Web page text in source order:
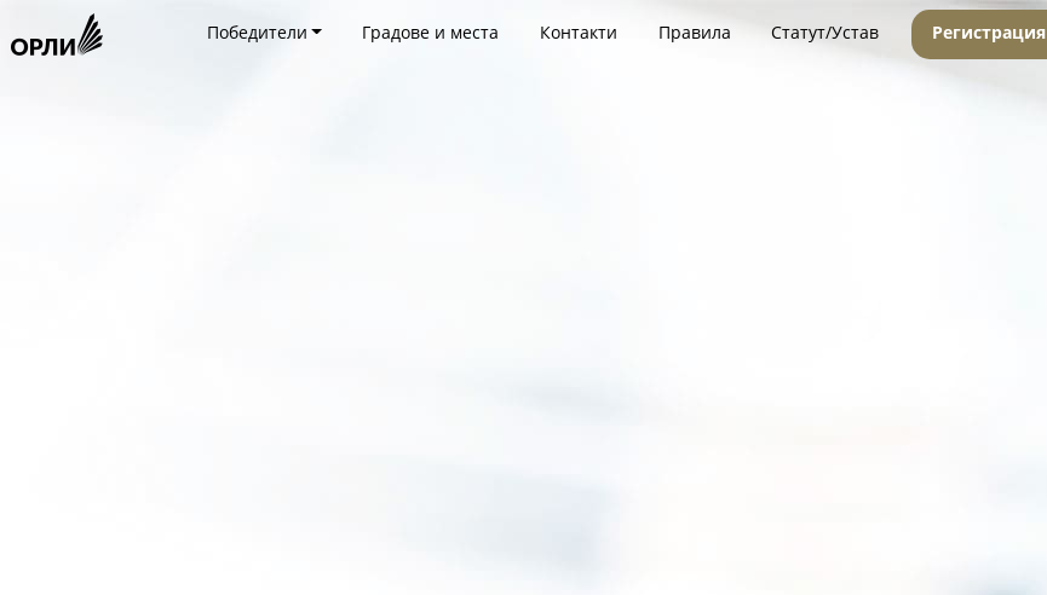
Победители Градове и места Контакти Правила Статут/Устав Регистрация